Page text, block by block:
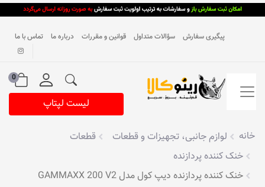
پیگیری سفارش سؤالات متداول قوانین و مقررات درباره ما تماس با ما
0
لیست لپتاپ
خانه لوازم جانبی، تجهیزات و قطعات
قطعات
خنک کننده پردازنده
خنک کننده پردازنده دیپ کول مدل GAMMAXX 200 V2